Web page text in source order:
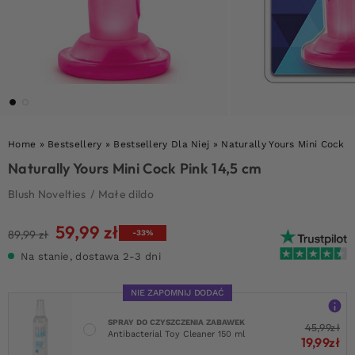
Home » Bestsellery » Bestsellery Dla Niej » Naturally Yours Mini Cock
Naturally Yours Mini Cock Pink 14,5 cm
Blush Novelties / Małe dildo
89,99zł Pierwotna
wynosiła:
59,99 zł Aktualna
59,99 zł.
-33%
Na stanie, dostawa 2-3 dni
NIE ZAPOMNIJ DODAĆ
SPRAY DO CZYSZCZENIA ZABAWEK
Antibacterial Toy Cleaner 150 ml
45,99zł
19,99zł